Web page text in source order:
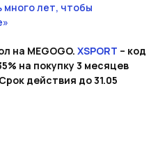
лет, чтобы
на MEGOGO. XSPORT – код
на покупку 3 месяцев
действия до 31.05